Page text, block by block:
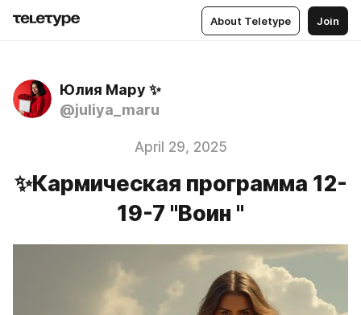
About Teletype Join
Юлия Мару ✨
@juliya_maru
April 29, 2025
✨Кармическая программа 12-
19-7 "Воин "